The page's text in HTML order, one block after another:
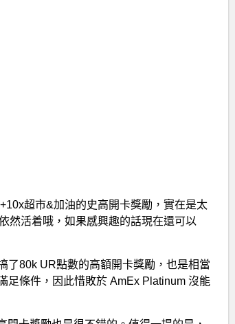
超市&加油的史高開卡獎勵，實在是太
然活着哦，如果感興趣的話現在還可以
了80k UR點數的高額開卡獎勵，也是相當
足條件，因此惜敗於 AmEx Platinum 沒能